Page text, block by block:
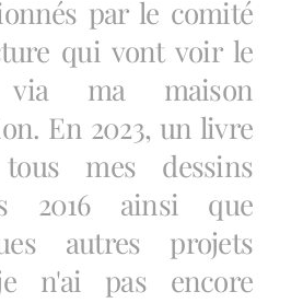
par le comité
qui vont voir le
ma maison
En 2023, un livre
mes dessins
2016 ainsi que
autres projets
n'ai pas encore